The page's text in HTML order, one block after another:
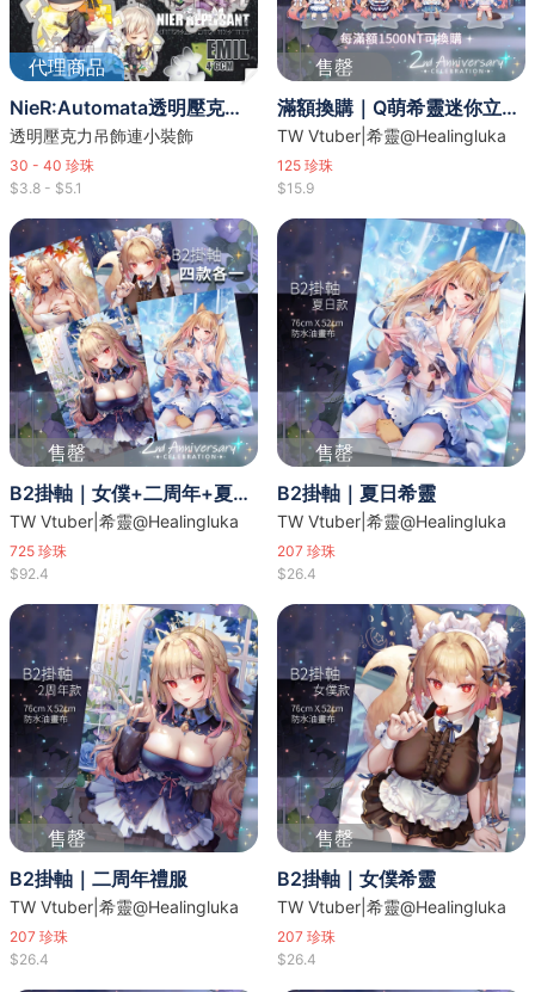
代理商品
NieR:Automata透明壓克力吊飾
透明壓克力吊飾連小裝飾
30 - 40 珍珠
$3.8 - $5.1
售罄
滿額換購｜Q萌希靈迷你立牌組(8款入)
TW Vtuber|希靈@Healingluka
125 珍珠
$15.9
售罄
B2掛軸｜女僕+二周年+夏日+溫泉款
TW Vtuber|希靈@Healingluka
725 珍珠
$92.4
售罄
B2掛軸｜夏日希靈
TW Vtuber|希靈@Healingluka
207 珍珠
$26.4
售罄
B2掛軸｜二周年禮服
TW Vtuber|希靈@Healingluka
207 珍珠
$26.4
售罄
B2掛軸｜女僕希靈
TW Vtuber|希靈@Healingluka
207 珍珠
$26.4